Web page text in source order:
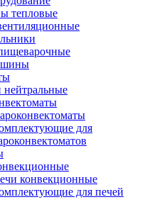
тепловые
для
конвекционные
для печей